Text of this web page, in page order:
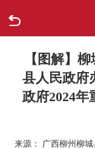
走进柳城
新闻中心
【图解】
县人民政府
政府2024
来源： 广西柳州柳